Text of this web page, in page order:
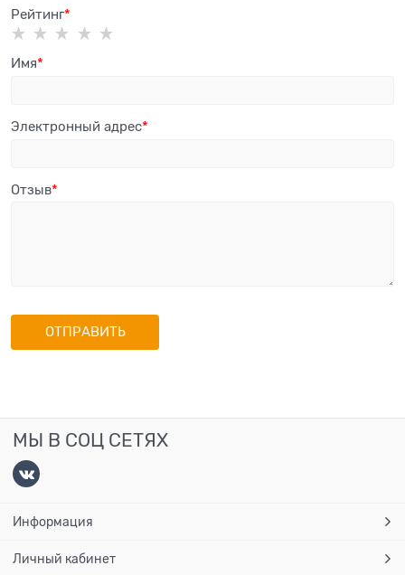
Рейтинг
Имя
Электронный адрес
Отзыв
МЫ В СОЦ СЕТЯХ
Информация
Личный кабинет